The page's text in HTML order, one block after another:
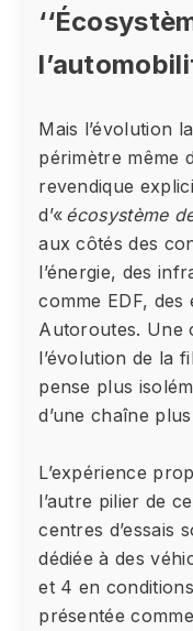
Mais l’évolution
périmètre même
revendique
d’« écosystème
aux côtés des
l’énergie, des
comme EDF,
Autoroutes. Une
l’évolution de la
pense plus
d’une chaîne
L’expérience
l’autre pilier de
centres d’essais
dédiée à des
et 4 en
présentée